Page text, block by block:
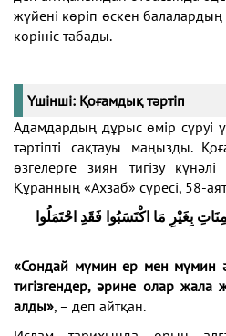
жүйені көріп өскен балалардың
көрініс табады.
Үшінші: Қоғамдық тәртіп
Адамдардың дұрыс өмір сүруі
тәртіпті сақтауы маңызды.
өзгелерге зиян тигізу
Құранның «Ахзаб» сүресі, 58-
بِغَيْرِ مَا اكْتَسَبُوا فَقَدِ احْتَمَلُوا
«Сондай мүмин ер мен мүмин
тигізгендер, әрине олар
алды», – деп айтқан.